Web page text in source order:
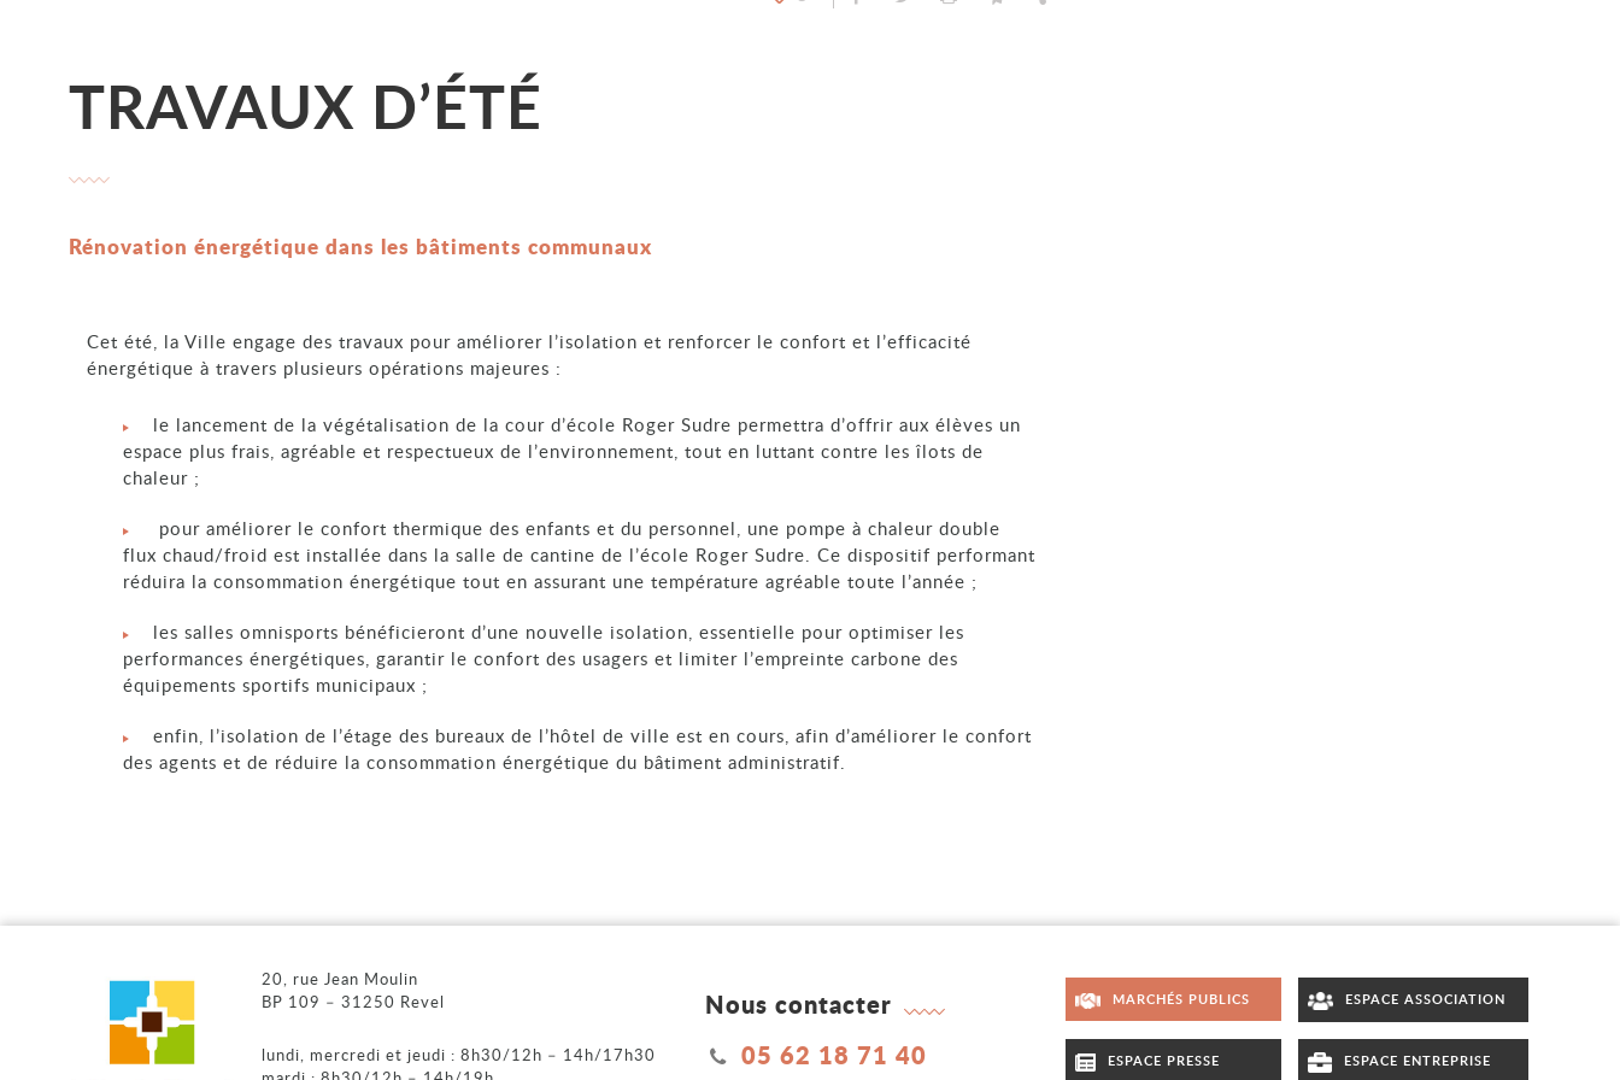
TRAVAUX D’ÉTÉ
Rénovation énergétique dans les bâtiments communaux
Cet été, la Ville engage des travaux pour améliorer l’isolation et renforcer le confort et l’efficacité
énergétique à travers plusieurs opérations majeures :
le lancement de la végétalisation de la cour d’école Roger Sudre permettra d’offrir aux élèves un
espace plus frais, agréable et respectueux de l’environnement, tout en luttant contre les îlots de
chaleur ;
pour améliorer le confort thermique des enfants et du personnel, une pompe à chaleur double
flux chaud/froid est installée dans la salle de cantine de l’école Roger Sudre. Ce dispositif performant
réduira la consommation énergétique tout en assurant une température agréable toute l’année ;
les salles omnisports bénéficieront d’une nouvelle isolation, essentielle pour optimiser les
performances énergétiques, garantir le confort des usagers et limiter l’empreinte carbone des
équipements sportifs municipaux ;
enfin, l’isolation de l’étage des bureaux de l’hôtel de ville est en cours, afin d’améliorer le confort
des agents et de réduire la consommation énergétique du bâtiment administratif.
20, rue Jean Moulin
BP 109 – 31250 Revel
lundi, mercredi et jeudi : 8h30/12h – 14h/17h30
Nous contacter
05 62 18 71 40
MARCHÉS PUBLICS ESPACE ASSOCIATION
ESPACE PRESSE ESPACE ENTREPRISE